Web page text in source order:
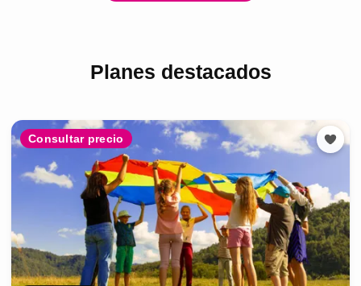
Planes destacados
Consultar precio